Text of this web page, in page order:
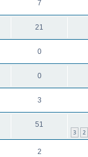
7
21
0
0
3
2
3
51
2